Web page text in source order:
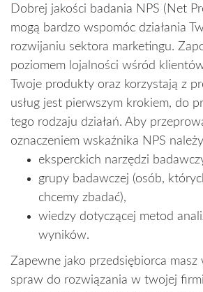
Dobrej jakości badania NPS (Net
mogą bardzo wspomóc działania
rozwijaniu sektora marketingu.
poziomem lojalności wśród
Twoje produkty oraz korzystają z
usług jest pierwszym krokiem, do
tego rodzaju działań. Aby
oznaczeniem wskaźnika NPS
eksperckich narzędzi
grupy badawczej (osób,
chcemy zbadać),
wiedzy dotyczącej metod
wyników.
Zapewne jako przedsiębiorca
spraw do rozwiązania w twojej